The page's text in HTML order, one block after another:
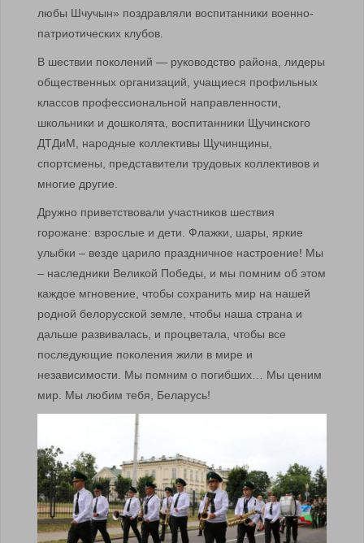
любы Шчучын» поздравляли воспитанники военно-
патриотических клубов.
В шествии поколений — руководство района, лидеры
общественных организаций, учащиеся профильных
классов профессиональной направленности,
школьники и дошколята, воспитанники Щучинского
ДТДиМ, народные коллективы Щучинщины,
спортсмены, представители трудовых коллективов и
многие другие.
Дружно приветствовали участников шествия
горожане: взрослые и дети. Флажки, шары, яркие
улыбки – везде царило праздничное настроение! Мы
– наследники Великой Победы, и мы помним об этом
каждое мгновение, чтобы сохранить мир на нашей
родной белорусской земле, чтобы наша страна и
дальше развивалась, и процветала, чтобы все
последующие поколения жили в мире и
независимости. Мы помним о погибших… Мы ценим
мир. Мы любим тебя, Беларусь!